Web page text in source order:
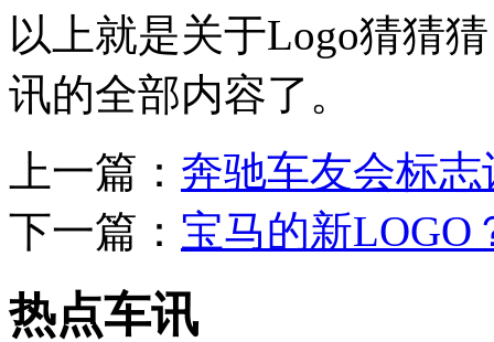
以上就是关于Logo猜猜
讯的全部内容了。
上一篇： 奔驰车友会标志
下一篇： 宝马的新LOGO
热点车讯